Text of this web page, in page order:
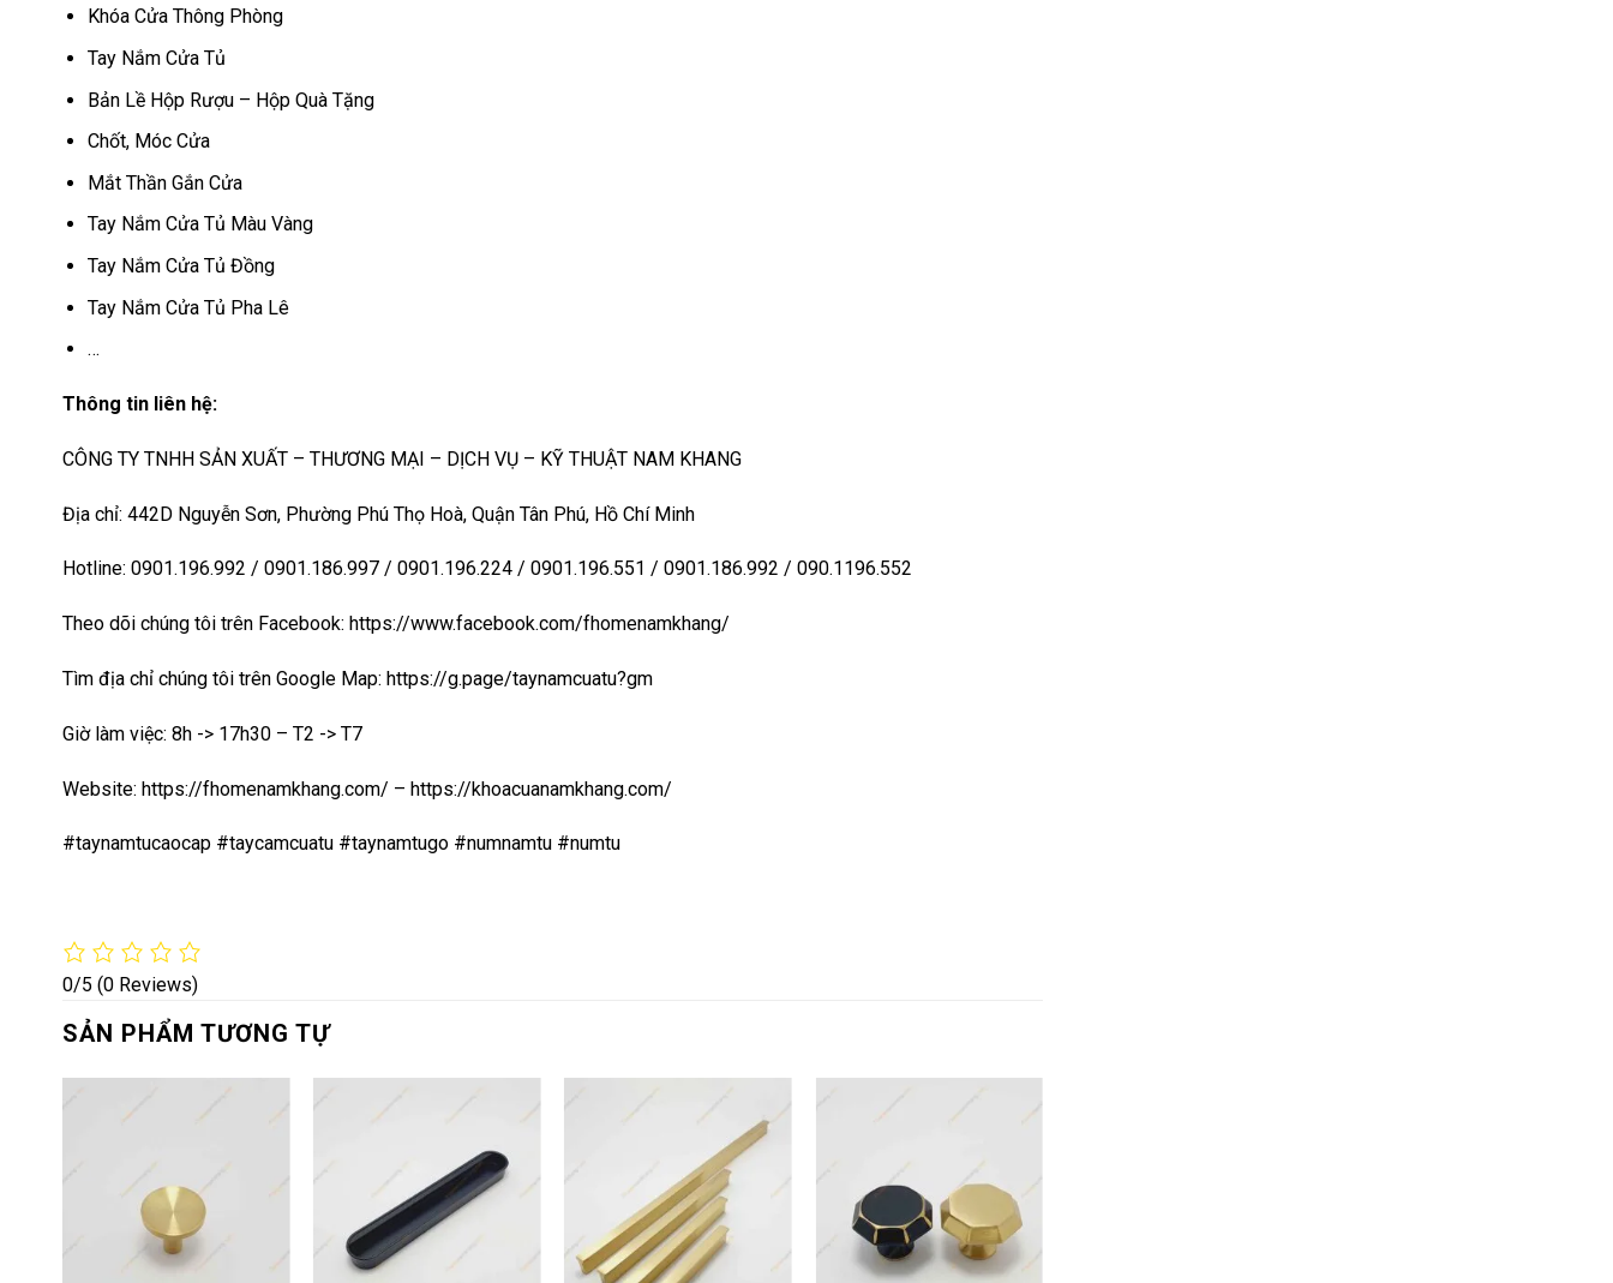
Khóa Cửa Thông Phòng
Tay Nắm Cửa Tủ
Bản Lề Hộp Rượu – Hộp Quà Tặng
Chốt, Móc Cửa
Mắt Thần Gắn Cửa
Tay Nắm Cửa Tủ Màu Vàng
Tay Nắm Cửa Tủ Đồng
Tay Nắm Cửa Tủ Pha Lê
…
Thông tin liên hệ:
CÔNG TY TNHH SẢN XUẤT – THƯƠNG MẠI – DỊCH VỤ – KỸ THUẬT NAM KHANG
Địa chỉ: 442D Nguyễn Sơn, Phường Phú Thọ Hoà, Quận Tân Phú, Hồ Chí Minh
Hotline: 0901.196.992 / 0901.186.997 / 0901.196.224 / 0901.196.551 / 0901.186.992 / 090.1196.552
Theo dõi chúng tôi trên Facebook: https://www.facebook.com/fhomenamkhang/
Tìm địa chỉ chúng tôi trên Google Map: https://g.page/taynamcuatu?gm
Giờ làm việc: 8h -> 17h30 – T2 -> T7
Website: https://fhomenamkhang.com/ – https://khoacuanamkhang.com/
#taynamtucaocap #taycamcuatu #taynamtugo #numnamtu #numtu
0/5 (0 Reviews)
SẢN PHẨM TƯƠNG TỰ